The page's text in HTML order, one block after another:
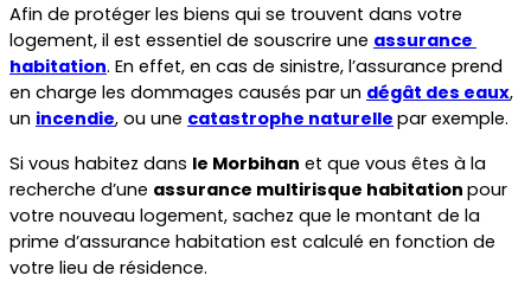
Afin de protéger les biens qui se trouvent dans votre
logement, il est essentiel de souscrire une assurance
habitation. En effet, en cas de sinistre, l’assurance prend
en charge les dommages causés par un dégât des eaux,
un incendie, ou une catastrophe naturelle par exemple.
Si vous habitez dans le Morbihan et que vous êtes à la
recherche d’une assurance multirisque habitation pour
votre nouveau logement, sachez que le montant de la
prime d’assurance habitation est calculé en fonction de
votre lieu de résidence.